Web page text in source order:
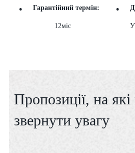
Гарантійний термін:
12міс
Пропозиції, на які
звернути увагу